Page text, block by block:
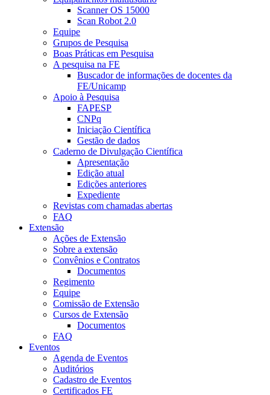
Scanner OS 15000
Scan Robot 2.0
Equipe
Grupos de Pesquisa
Boas Práticas em Pesquisa
A pesquisa na FE
Buscador de informações de docentes da
FE/Unicamp
Apoio à Pesquisa
FAPESP
CNPq
Iniciação Científica
Gestão de dados
Caderno de Divulgação Científica
Apresentação
Edição atual
Edições anteriores
Expediente
Revistas com chamadas abertas
FAQ
Extensão
Ações de Extensão
Sobre a extensão
Convênios e Contratos
Documentos
Regimento
Equipe
Comissão de Extensão
Cursos de Extensão
Documentos
FAQ
Eventos
Agenda de Eventos
Auditórios
Cadastro de Eventos
Certificados FE